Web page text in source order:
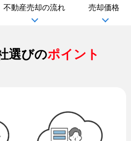
不動産売却の流れ 売却価格
選びのポイント